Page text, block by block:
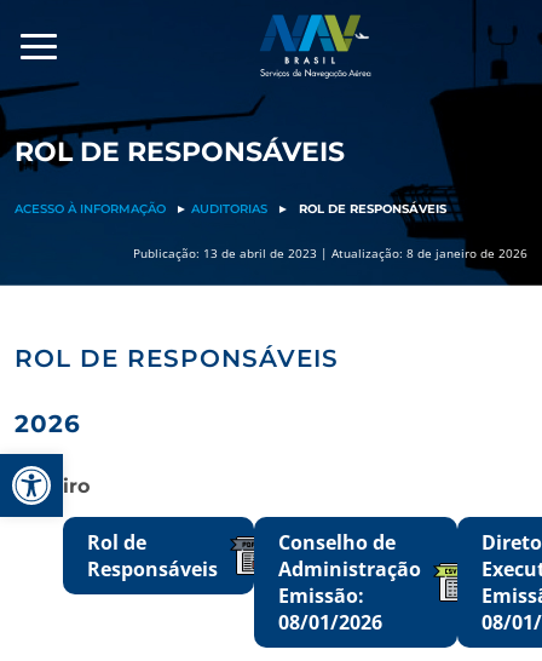
Barra de Ferramentas Aberta
para
conteúdo
ROL DE RESPONSÁVEIS
ACESSO À INFORMAÇÃO ► AUDITORIAS ► ROL DE RESPONSÁVEIS
Publicação: 13 de abril de 2023 | Atualização: 8 de janeiro de 2026
ROL DE RESPONSÁVEIS
2026
Janeiro
Rol de
Responsáveis
Conselho de
Administração
Emissão:
08/01/2026
08/